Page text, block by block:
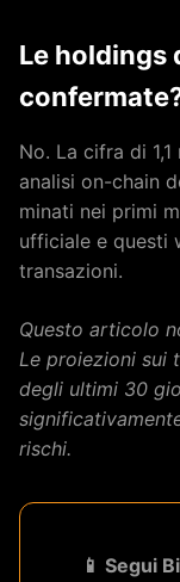
Le holdings
No. La cifra di
analisi on-chain
minati nei primi
ufficiale e questi
transazioni.
Questo articolo
Le proiezioni sui
degli ultimi 30
rischi.
📱 Segui